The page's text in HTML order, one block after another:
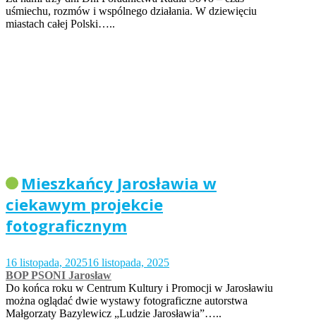
uśmiechu, rozmów i wspólnego działania. W dziewięciu
miastach całej Polski…..
Mieszkańcy Jarosławia w
ciekawym projekcie
fotograficznym
16 listopada, 202516 listopada, 2025
BOP PSONI Jarosław
Do końca roku w Centrum Kultury i Promocji w Jarosławiu
można oglądać dwie wystawy fotograficzne autorstwa
Małgorzaty Bazylewicz „Ludzie Jarosławia”…..